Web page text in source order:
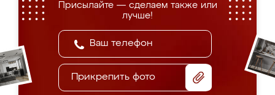
Присылайте — сделаем также или
лучше!
Прикрепить фото